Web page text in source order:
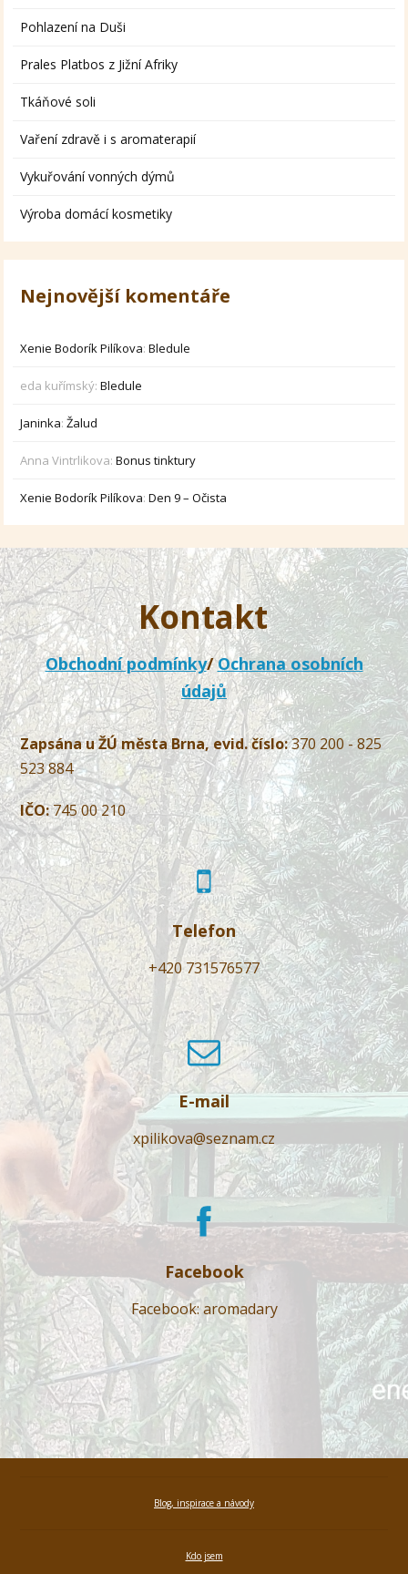
Pohlazení na Duši
Prales Platbos z Jižní Afriky
Tkáňové soli
Vaření zdravě i s aromaterapií
Vykuřování vonných dýmů
Výroba domácí kosmetiky
Nejnovější komentáře
Xenie Bodorík Pilíkova:Bledule
eda kuřímský:Bledule
Janinka:Žalud
Anna Vintrlikova:Bonus tinktury
Xenie Bodorík Pilíkova:Den 9 – Očista
Kontakt
Obchodní podmínky/Ochrana osobních
údajů
Zapsána u ŽÚ města Brna, evid. číslo:370 200 - 825
523 884
IČO:745 00 210
Telefon
+420 731576577
E-mail
xpilikova@seznam.cz
Facebook
Facebook: aromadary
Blog, inspirace a návody
Kdo jsem